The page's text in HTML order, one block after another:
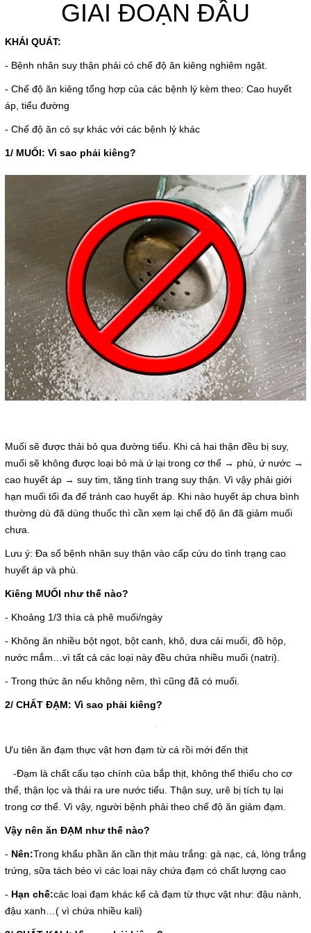
GIAI ĐOẠN ĐẦU
KHÁI QUÁT:
- Bệnh nhân suy thận phải có chế độ ăn kiêng nghiêm ngặt.
- Chế độ ăn kiêng tổng hợp của các bệnh lý kèm theo: Cao huyết
áp, tiểu đường
- Chế độ ăn có sự khác với các bệnh lý khác
1/ MUỐI: Vì sao phải kiêng?
Muối sẽ được thải bỏ qua đường tiểu. Khi cả hai thận đều bị suy,
muối sẽ không được loại bỏ mà ứ lại trong cơ thể → phù, ứ nước →
cao huyết áp → suy tim, tăng tình trang suy thận. Vì vậy phải giới
hạn muối tối đa để tránh cao huyết áp. Khi nào huyết áp chưa bình
thường dù đã dùng thuốc thì cần xem lại chế độ ăn đã giảm muối
chưa.
Lưu ý: Đa số bệnh nhân suy thận vào cấp cứu do tình trạng cao
huyết áp và phù.
Kiêng MUỐI như thế nào?
- Khoảng 1/3 thìa cà phê muối/ngày
- Không ăn nhiều bột ngọt, bột canh, khô, dưa cải muối, đồ hộp,
nước mắm…vì tất cả các loại này đều chứa nhiều muối (natri).
- Trong thức ăn nếu không nêm, thì cũng đã có muối.
2/ CHẤT ĐẠM: Vì sao phải kiêng?
Ưu tiên ăn đạm thực vật hơn đạm từ cá rồi mới đến thịt
-Đạm là chất cấu tạo chính của bắp thịt, không thể thiếu cho cơ
thể, thận lọc và thải ra ure nước tiểu. Thận suy, urê bị tích tụ lại
trong cơ thể. Vì vậy, người bệnh phải theo chế độ ăn giảm đạm.
Vậy nên ăn ĐẠM như thế nào?
- Nên:Trong khẩu phần ăn cần thịt màu trắng: gà nạc, cá, lòng trắng
trứng, sữa tách béo vì các loại này chứa đạm có chất lượng cao
- Hạn chế:các loại đạm khác kể cả đạm từ thực vật như: đậu nành,
đậu xanh…( vì chứa nhiều kali)
Giá dịch vụ
Đào tạo - Nghiên cứu KH
Thư giãn
Chỉ số bệnh viện
Đóng
LIÊN HỆ
Cấp cứu (24/24)
(08) 3710 1445
Email
bvdkhocmon@gmail.com